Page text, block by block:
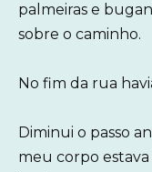
palmeiras e
sobre o caminho.
No fim da rua
Diminui o passo
meu corpo